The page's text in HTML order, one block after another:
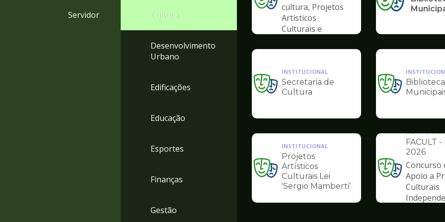
Servidor Cultura
Desenvolvimento
Urbano
Edificações
Educação
Esportes
Finanças
Gestão
Ilustração
pagina
de
Cultura
cultura, Projetos
Artísticos
Culturais e
Periferias
Ilustração
de
Cultura
INSTITUCIONAL
Secretaria de
Cultura
Ilustração
de
Cultura
Ilustração
de
INSTITUCIONAL
Projetos
Artísticos
Culturais Lei
'Sergio Mamberti’
Ilustração
pagina
de
FACULT
2026
Concurso
Apoio a
Culturais